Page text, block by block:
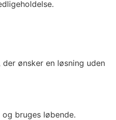
ønsker en løsning uden
bruges løbende.